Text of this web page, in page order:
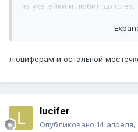
из укатайки и любил до слёз,
должна быть семейная
багажника снизу вверх,
люциферам и остальной
lucifer
Опубликовано 14